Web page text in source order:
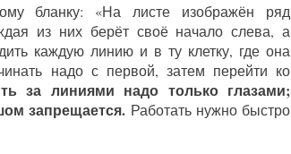
бланку: «На листе изображён ряд
из них берёт своё начало слева, а
каждую линию и в ту клетку, где она
надо с первой, затем перейти ко
за линиями надо только глазами;
запрещается. Работать нужно быстро